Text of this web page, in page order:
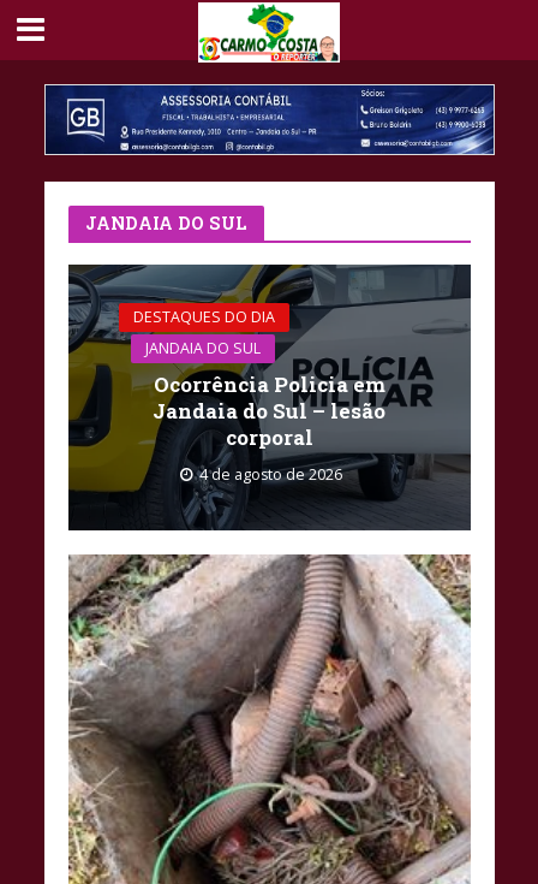
JANDAIA DO SUL
DESTAQUES DO DIA
JANDAIA DO SUL
Ocorrência Policia em
Jandaia do Sul – lesão
corporal
4 de agosto de 2026